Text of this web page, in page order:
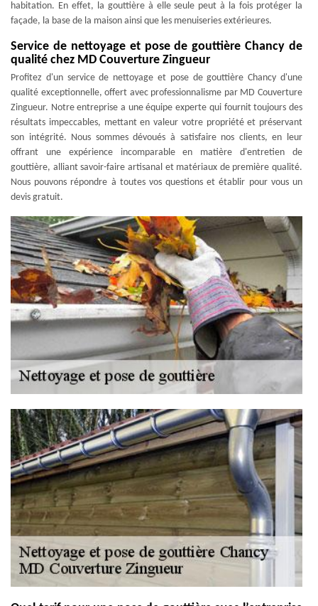
habitation. En effet, la gouttière à elle seule peut à la fois protéger la
façade, la base de la maison ainsi que les menuiseries extérieures.
Service de nettoyage et pose de gouttière Chancy de
qualité chez MD Couverture Zingueur
Profitez d'un service de nettoyage et pose de gouttière Chancy d'une
qualité exceptionnelle, offert avec professionnalisme par MD Couverture
Zingueur. Notre entreprise a une équipe experte qui fournit toujours des
résultats impeccables, mettant en valeur votre propriété et préservant
son intégrité. Nous sommes dévoués à satisfaire nos clients, en leur
offrant une expérience incomparable en matière d'entretien de
gouttière, alliant savoir-faire artisanal et matériaux de première qualité.
Nous pouvons répondre à toutes vos questions et établir pour vous un
devis gratuit.